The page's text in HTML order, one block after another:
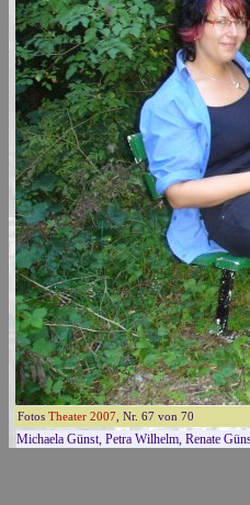
Fotos Theater 2007 , Nr. 67 von 70
Michaela Günst, Petra Wilhelm, Renate